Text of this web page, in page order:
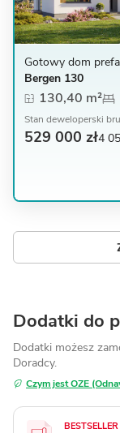
Gotowy dom
Bergen 130
130,40 m²
Stan deweloperski
529 000 zł4
Dodatki do
Dodatki możesz
Doradcy.
Czym jest OZE
BESTSELLER